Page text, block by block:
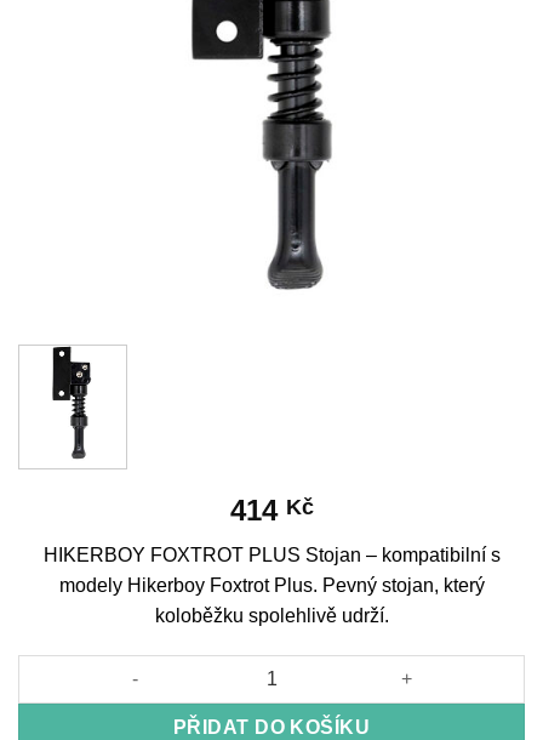
414 Kč
HIKERBOY FOXTROT PLUS Stojan – kompatibilní s
modely Hikerboy Foxtrot Plus. Pevný stojan, který
koloběžku spolehlivě udrží.
HIKERBOY FOXTROT PLUS Easel množství
PŘIDAT DO KOŠÍKU